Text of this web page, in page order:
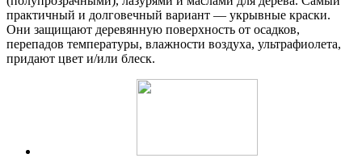
практичный и долговечный вариант — укрывные краски.
Они защищают деревянную поверхность от осадков,
перепадов температуры, влажности воздуха, ультрафиолета,
придают цвет и/или блеск.